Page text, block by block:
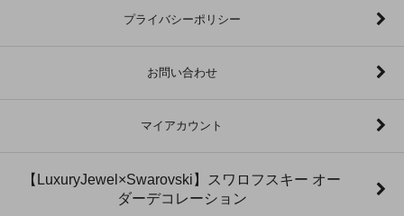
プライバシーポリシー
お問い合わせ
マイアカウント
【LuxuryJewel×Swarovski】スワロフスキー オー
ダーデコレーション